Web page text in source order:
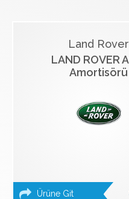
Land Rover
LAND ROVER
Amortisörü
Ürüne Git